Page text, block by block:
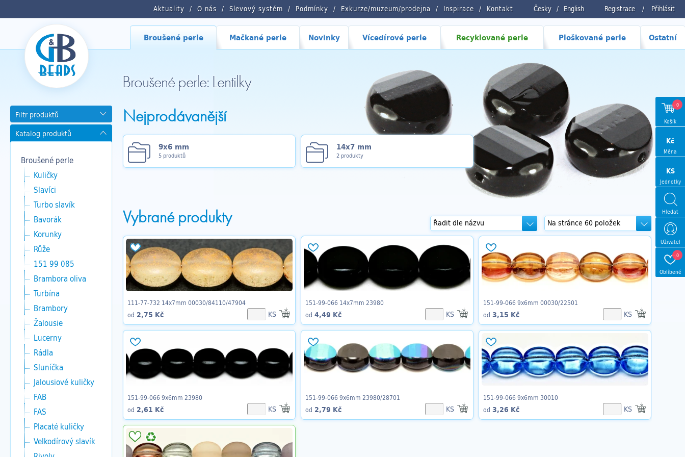
Registrace / Přihlásit
Česky / English
Aktuality O nás Slevový systém Podmínky Exkurze/muzeum/prodejna Inspirace Kontakt
Broušené perle Mačkané perle Novinky Vícedírové perle Recyklované perle Ploškované perle Ostatní
Broušené perle: Lentilky
Filtr produktů
Katalog produktů
Broušené perle
Kuličky
Slavíci
Turbo slavík
Bavorák
Korunky
Růže
151 99 085
Brambora oliva
Turbína
Brambory
Žalousie
Lucerny
Rádla
Sluníčka
Jalousiové kuličky
FAB
FAS
Placaté kuličky
Velkodírový slavík
Nejprodávanější
9x6 mm
5 produktů
14x7 mm
2 produkty
Vybrané produkty
111-77-732 14x7mm 00030/84110/47904
od 2,75 Kč KS
151-99-066 14x7mm 23980
od 4,49 Kč KS
151-99-066 9x6mm 00030/22501
od 3,15 Kč KS
151-99-066 9x6mm 23980
od 2,61 Kč KS
151-99-066 9x6mm 23980/28701
od 2,79 Kč KS
151-99-066 9x6mm 30010
od 3,26 Kč KS
0
Košík
Kč
Měna
KS
Jednotky
Hledat
Uživatel
0
Oblíbené